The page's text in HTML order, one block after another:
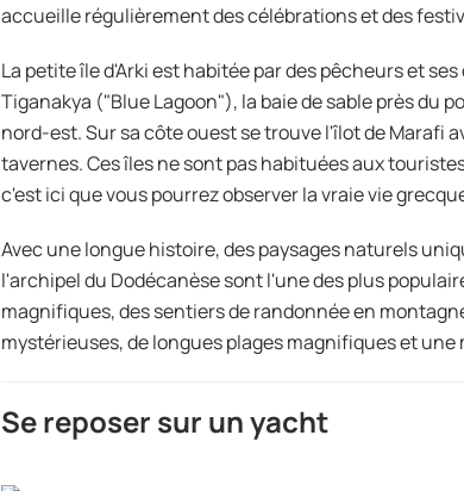
accueille régulièrement des célébrations et des
La petite île d'Arki est habitée par des pêcheurs et
Tiganakya ("Blue Lagoon"), la baie de sable près du
nord-est. Sur sa côte ouest se trouve l'îlot de Marafi
tavernes. Ces îles ne sont pas habituées aux
c'est ici que vous pourrez observer la vraie vie
Avec une longue histoire, des paysages naturels
l'archipel du Dodécanèse sont l'une des plus
magnifiques, des sentiers de randonnée en
mystérieuses, de longues plages magnifiques et
Se reposer sur un yacht